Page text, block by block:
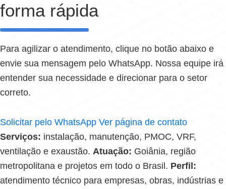
forma rápida
Para agilizar o atendimento, clique no botão abaixo e
envie sua mensagem pelo WhatsApp. Nossa equipe irá
entender sua necessidade e direcionar para o setor
correto.
Solicitar pelo WhatsApp Ver página de contato
Serviços: instalação, manutenção, PMOC, VRF,
ventilação e exaustão. Atuação: Goiânia, região
metropolitana e projetos em todo o Brasil. Perfil:
atendimento técnico para empresas, obras, indústrias e